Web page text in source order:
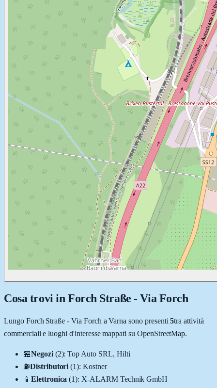
Cosa trovi in Forch Straße - Via Forch
Lungo Forch Straße - Via Forch aVarna sono presenti 5tra attività
commerciali e luoghi d'interesse mappati su OpenStreetMap.
🏪Negozi (2):Top Auto SRL, Hilti
⛽Distributori (1):Kostner
📱 Elettronica (1): X-ALARM Technik GmbH